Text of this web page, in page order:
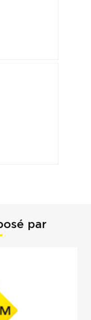
par